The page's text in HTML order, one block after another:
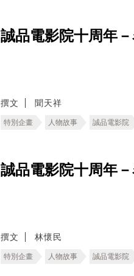
誠品電影院十周年
撰文 聞天祥
特別企畫 人物故事 誠品電影院
誠品電影院十周年
撰文 林懷民
特別企畫 人物故事 誠品電影院